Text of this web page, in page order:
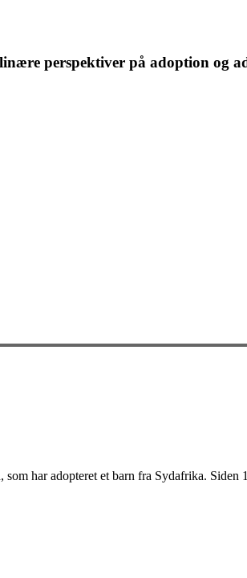
perspektiver på adoption og
har adopteret et barn fra Sydafrika.